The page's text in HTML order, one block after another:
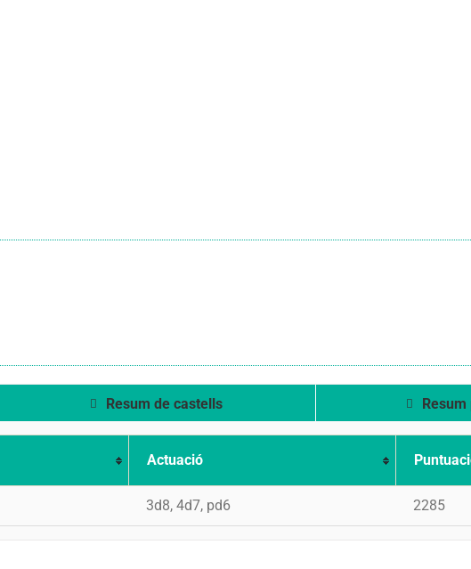
Resum de castells
Actuació
3d8, 4d7, pd6 2285